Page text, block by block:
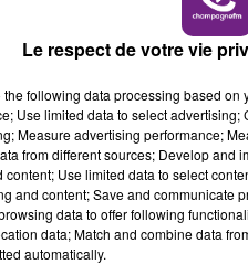
Le respect de votre vie
the following data processing based on
Use limited data to select
Measure advertising performance;
from different sources; Develop
Use limited data to select
and content; Save and communicate
data to offer following
data; Match and combine data
automatically.